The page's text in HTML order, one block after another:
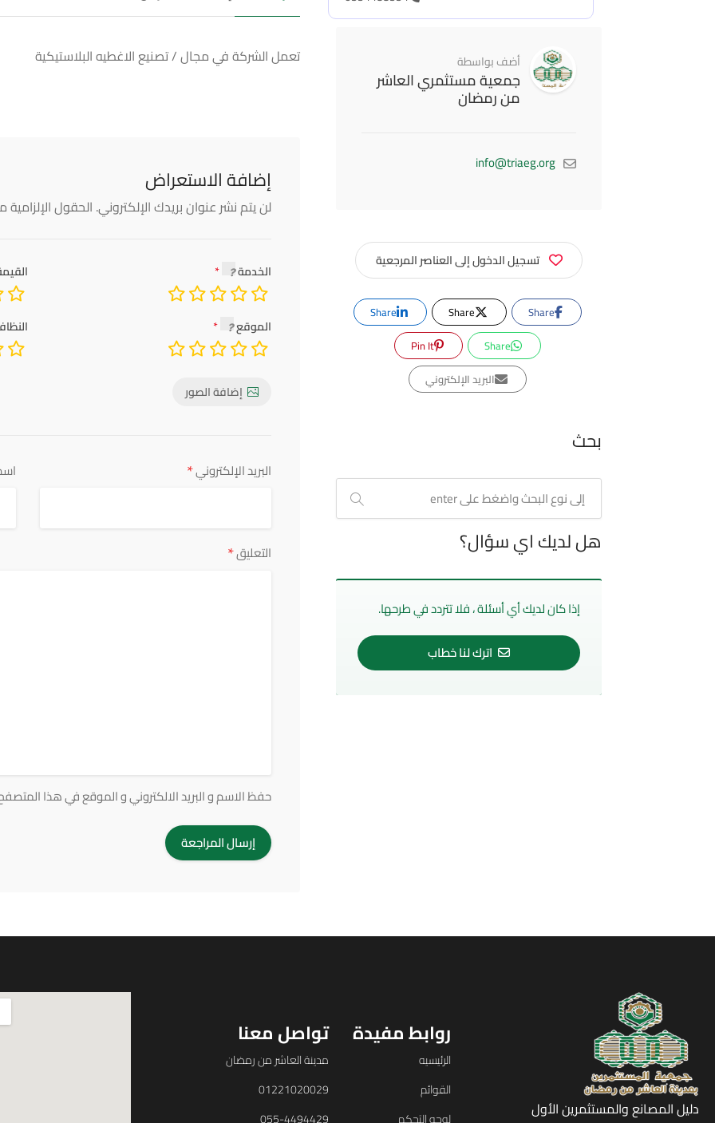
تعمل الشركة في مجال / تصنيع الاغطيه البلاستيكية
إضافة الاستعراض
لن يتم نشر عنوان بريدك الإلكتروني. الحقول الإلزامية
الخدمة
الموقع
إضافة الصور
البريد الإلكتروني*
التعليق*
حفظ الاسم و البريد الالكتروني و الموقع في هذا
أضف بواسطة
جمعية مستثمري العاشر
من رمضان
info@triaeg.org
تسجيل الدخول إلى العناصر المرجعية
Share
Share
Share
Share
Pin It
البريد الإلكتروني
بحث
هل لديك اي سؤال؟
إذا كان لديك أي أسئلة ، فلا تتردد في طرحها.
اترك لنا خطاب
دليل المصانع والمستثمرين الأول
روابط مفيدة
الرئيسيه
القوائم
تواصل معنا
مدينة العاشر من رمضان
01221020029